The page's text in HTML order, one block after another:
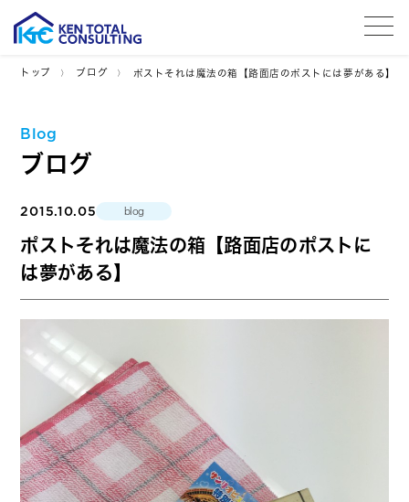
トップ ブログ ポストそれは魔法の箱【路面店のポストには夢がある】
Blog
ブログ
2015.10.05 blog
ポストそれは魔法の箱【路面店のポストに
は夢がある】